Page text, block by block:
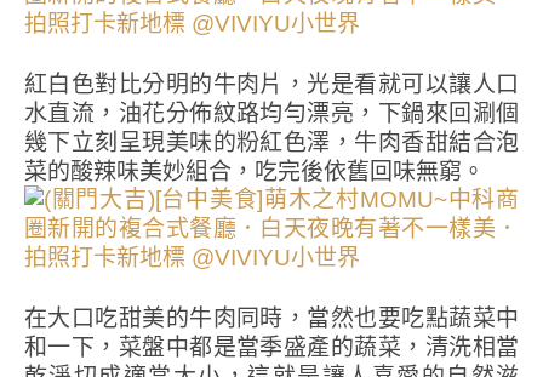
紅白色對比分明的牛肉片，光是看就可以讓人口
水直流，油花分佈紋路均勻漂亮，下鍋來回涮個
幾下立刻呈現美味的粉紅色澤，牛肉香甜結合泡
菜的酸辣味美妙組合，吃完後依舊回味無窮。
在大口吃甜美的牛肉同時，當然也要吃點蔬菜中
和一下，菜盤中都是當季盛產的蔬菜，清洗相當